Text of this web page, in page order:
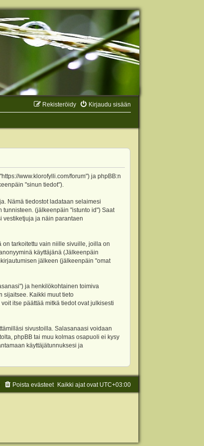
Kirjaudu sisään
Rekisteröidy
www.klorofylli.com/forum") ja phpBB:n
"sinun tiedot").
Nämä tiedostot ladataan selaimesi
(jälkeenpäin "istunto id") Saat
vestiketjuja ja näin parantaen
on tarkoitettu vain niille sivuille, joilla on
käyttäjänä (Jälkeenpäin
jälkeen (jälkeenpäin "omat
ja henkilökohtainen toimiva
sijaitsee. Kaikki muut tieto
itse päättää mitkä tiedot ovat julkisesti
sivustoilla. Salasanaasi voidaan
phpBB tai muu kolmas osapuoli ei kysy
käyttäjätunnuksesi ja
Kaikki ajat ovat UTC+03:00
Poista evästeet